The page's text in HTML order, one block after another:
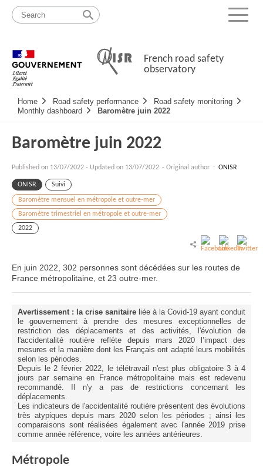
content
map
Menu
French road safety
observatory
Navigation
principale
Home Road safety performance
Road safety monitoring
Monthly dashboard
Baromètre juin 2022
Baromètre juin 2022
Published on 13/07/2022 - Updated on 13/07/2022 - Original author : ONISR
ONISR Suivi
Baromètre mensuel en métropole et outre-mer
Baromètre trimestriel en métropole et outre-mer
2022
En juin 2022, 302 personnes sont décédées sur les routes de
France métropolitaine, et 23 outre-mer.
Avertissement : la crise sanitaire liée à la Covid-19 ayant conduit
le gouvernement à prendre des mesures exceptionnelles de
restriction des déplacements et des activités, l'évolution de
l'accidentalité routière reflète depuis mars 2020 l’impact des
mesures et la manière dont les Français ont adapté leurs mobilités
selon les périodes.
Depuis le 2 février 2022, le télétravail n'est plus obligatoire 3 à 4
jours par semaine en France métropolitaine mais est redevenu
recommandé. Il n'y a pas de restrictions concernant les
déplacements.
Les indicateurs de l'accidentalité routière présentent des évolutions
très atypiques depuis mars 2020 selon les périodes ; ainsi les
comparaisons sont réalisées également avec l'année 2019 prise
comme année référence, voire les années antérieures.
Métropole